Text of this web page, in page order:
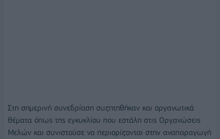
Στη σημερινή συνεδρίαση συζητηθήκαν και οργανωτικά
θέματα όπως της εγκυκλίου που εστάλη στις Οργανώσεις
Μελών και συνιστούσε να περιορίζονται στην αναπαραγωγή